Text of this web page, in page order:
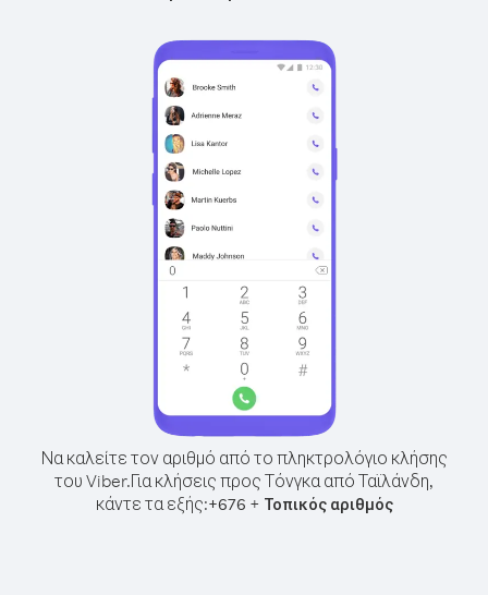
Να καλείτε τον αριθμό από το πληκτρολόγιο κλήσης
του Viber.Για κλήσεις προς Τόνγκα από Ταϊλάνδη,
κάντε τα εξής:+676 + Τοπικός αριθμός